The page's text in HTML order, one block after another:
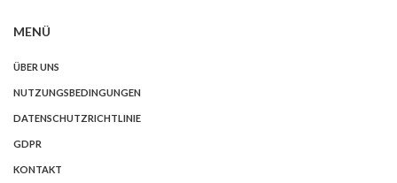
MENÜ
ÜBER UNS
NUTZUNGSBEDINGUNGEN
DATENSCHUTZRICHTLINIE
GDPR
KONTAKT